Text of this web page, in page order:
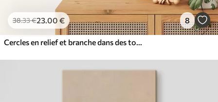
38.33€23 .00 € 8